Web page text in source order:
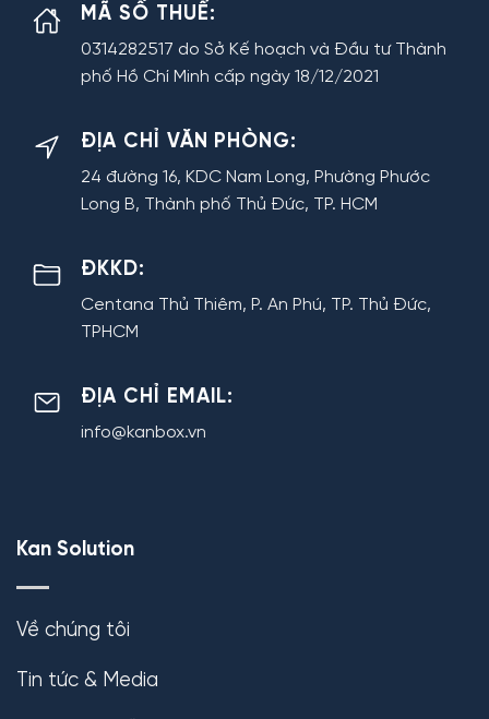
MÃ SỐ THUẾ:
0314282517 do Sở Kế hoạch và Đầu tư Thành
phố Hồ Chí Minh cấp ngày 18/12/2021
ĐỊA CHỈ VĂN PHÒNG:
24 đường 16, KDC Nam Long, Phường Phước
Long B, Thành phố Thủ Đức, TP. HCM
ĐKKD:
Centana Thủ Thiêm, P. An Phú, TP. Thủ Đức,
TPHCM
ĐỊA CHỈ EMAIL:
info@kanbox.vn
Kan Solution
Về chúng tôi
Tin tức & Media